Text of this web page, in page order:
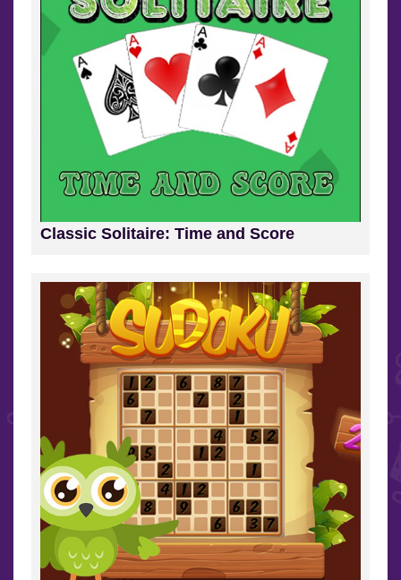
Classic Solitaire: Time and Score